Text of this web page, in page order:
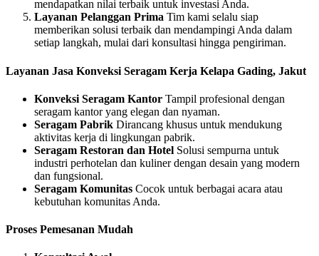
mendapatkan nilai terbaik untuk investasi Anda.
Layanan Pelanggan Prima Tim kami selalu siap
memberikan solusi terbaik dan mendampingi Anda dalam
setiap langkah, mulai dari konsultasi hingga pengiriman.
Layanan Jasa Konveksi Seragam Kerja Kelapa Gading, Jakut
Konveksi Seragam Kantor Tampil profesional dengan
seragam kantor yang elegan dan nyaman.
Seragam Pabrik Dirancang khusus untuk mendukung
aktivitas kerja di lingkungan pabrik.
Seragam Restoran dan Hotel Solusi sempurna untuk
industri perhotelan dan kuliner dengan desain yang modern
dan fungsional.
Seragam Komunitas Cocok untuk berbagai acara atau
kebutuhan komunitas Anda.
Proses Pemesanan Mudah